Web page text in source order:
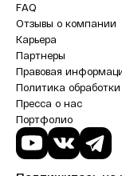
FAQ
Отзывы о компании
Карьера
Партнеры
Правовая
Политика
Пресса о нас
Портфолио